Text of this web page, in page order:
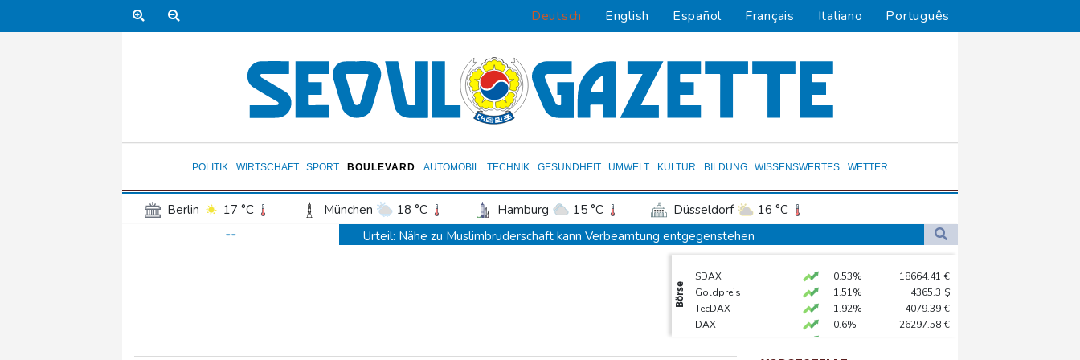
Deutsch English Español Français Italiano Português
POLITIK WIRTSCHAFT SPORT BOULEVARD AUTOMOBIL TECHNIK GESUNDHEIT UMWELT KULTUR BILDUNG WISSENSWERTES WETTER
Berlin 17 °C München 18 °C Hamburg 15 °C Düsseldorf
16 °C
Frankfurt am Main
Potsdam 18 °C Leipzig 18 °C Dortmund
Bremen
Wien
--
Urteil: Nähe zu Muslimbruderschaft kann Verbeamtung entgegenstehen
Regierung und Opposition in Venezuela nehmen offiziellen Dialog auf - ohne Machado
Börse
SDAX 0.53% 18664.41 €
Goldpreis
1.51% 4365.3 $
TecDAX
1.92% 4079.39 €
DAX
0.6% 26297.58 €
EUR/USD
0.02%